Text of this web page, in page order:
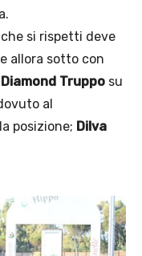
si rispetti deve
allora sotto con
Diamond Truppo su
al
posizione; Dilva